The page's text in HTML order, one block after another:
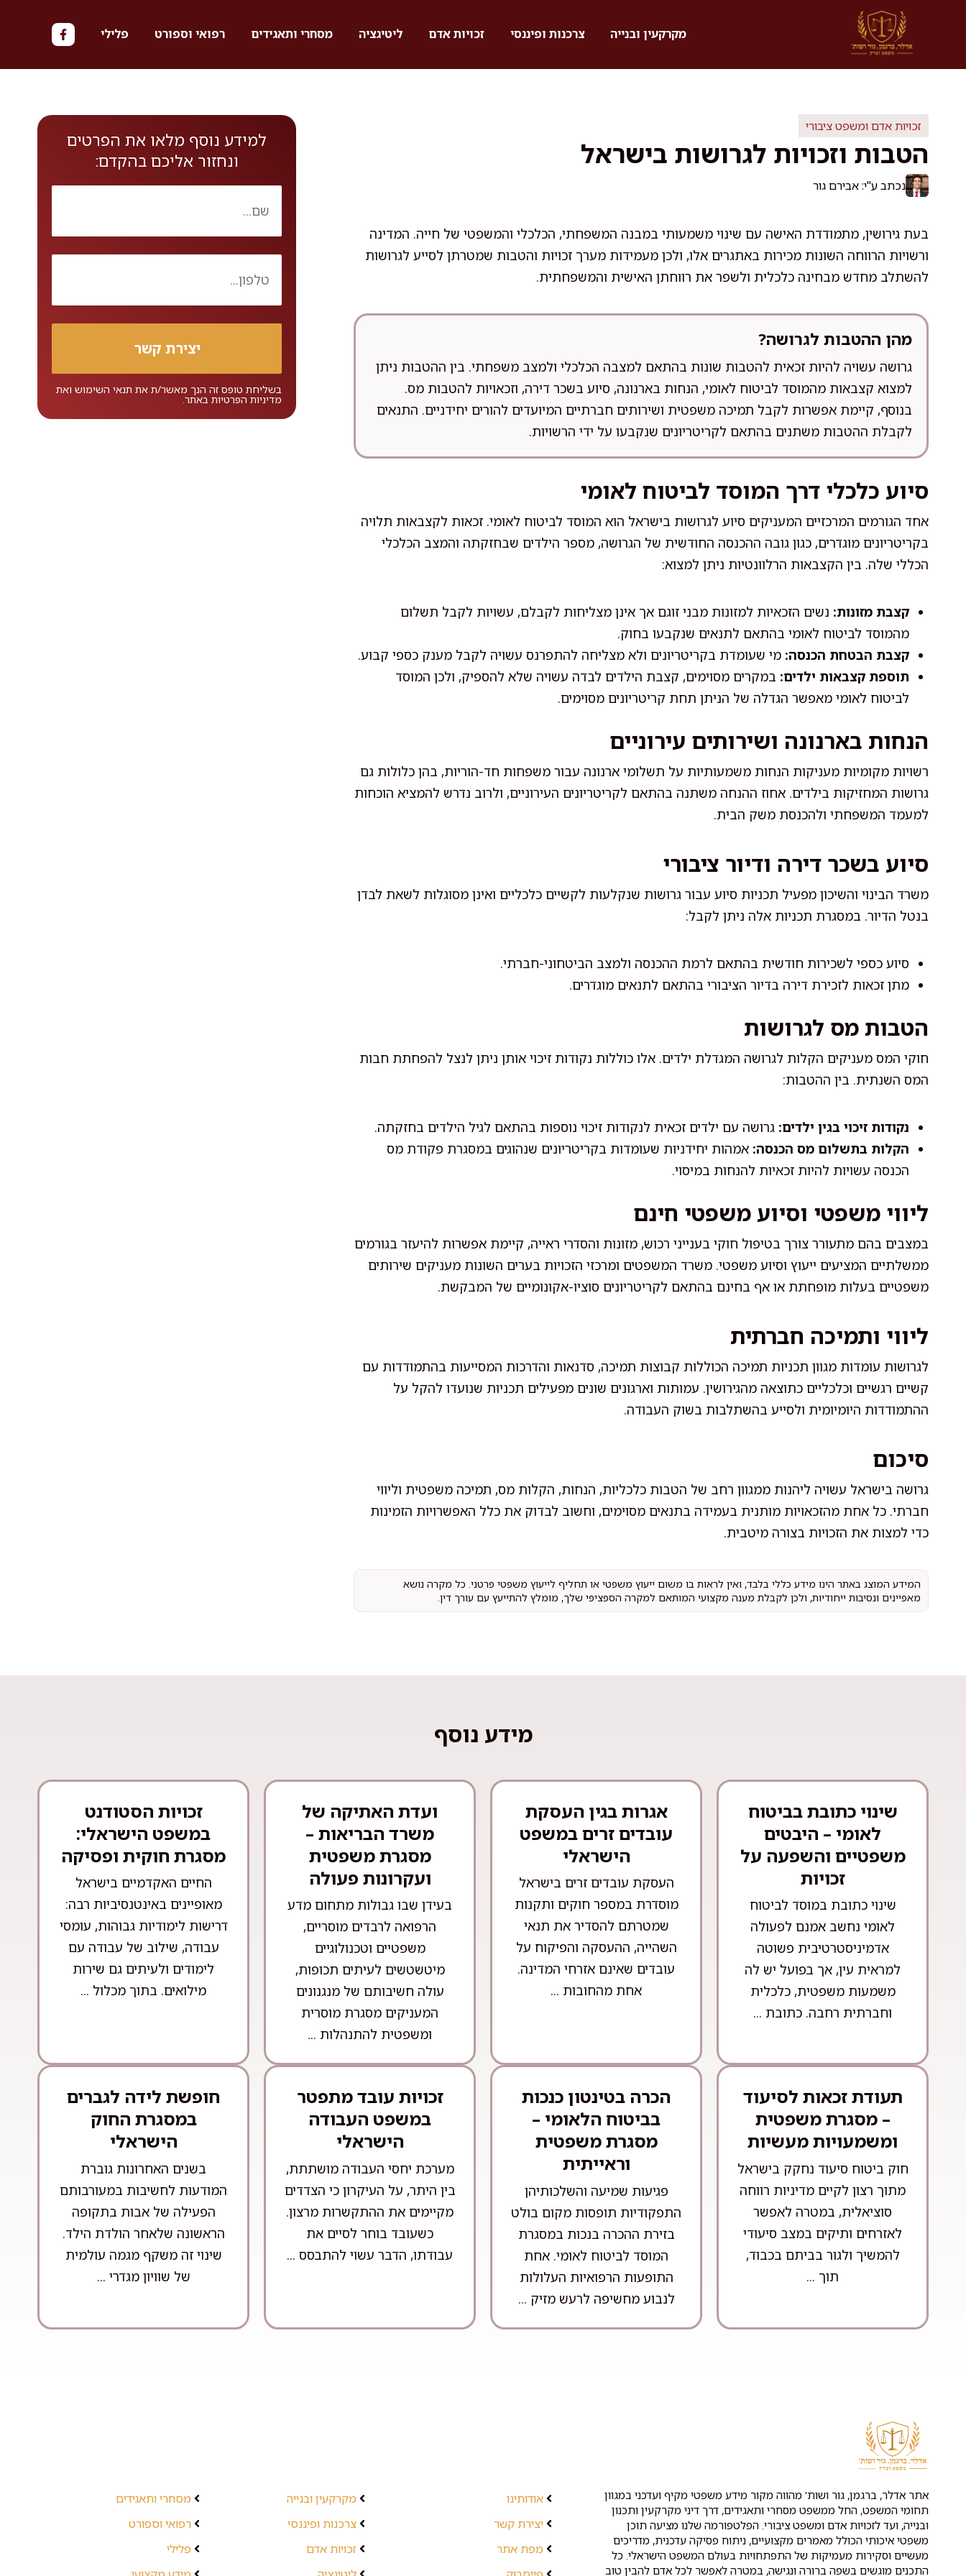
מקרקעין ובנייה צרכנות ופיננסי זכויות אדם ליטיגציה מסחרי ותאגידים רפואי וספורט פלילי
זכויות אדם ומשפט ציבורי
הטבות וזכויות לגרושות בישראל
נכתב ע"י: אבירם גור
בעת גירושין, מתמודדת האישה עם שינוי משמעותי במבנה המשפחתי, הכלכלי והמשפטי של חייה. המדינה
ורשויות הרווחה השונות מכירות באתגרים אלו, ולכן מעמידות מערך זכויות והטבות שמטרתן לסייע לגרושות
להשתלב מחדש מבחינה כלכלית ולשפר את רווחתן האישית והמשפחתית.
מהן ההטבות לגרושה?
גרושה עשויה להיות זכאית להטבות שונות בהתאם למצבה הכלכלי ולמצב משפחתי. בין ההטבות ניתן
למצוא קצבאות מהמוסד לביטוח לאומי, הנחות בארנונה, סיוע בשכר דירה, וזכאויות להטבות מס.
בנוסף, קיימת אפשרות לקבל תמיכה משפטית ושירותים חברתיים המיועדים להורים יחידניים. התנאים
לקבלת ההטבות משתנים בהתאם לקריטריונים שנקבעו על ידי הרשויות.
סיוע כלכלי דרך המוסד לביטוח לאומי
אחד הגורמים המרכזיים המעניקים סיוע לגרושות בישראל הוא המוסד לביטוח לאומי. זכאות לקצבאות תלויה
בקריטריונים מוגדרים, כגון גובה ההכנסה החודשית של הגרושה, מספר הילדים שבחזקתה והמצב הכלכלי
הכללי שלה. בין הקצבאות הרלוונטיות ניתן למצוא:
קצבת מזונות: נשים הזכאיות למזונות מבני זוגם אך אינן מצליחות לקבלם, עשויות לקבל תשלום
מהמוסד לביטוח לאומי בהתאם לתנאים שנקבעו בחוק.
קצבת הבטחת הכנסה: מי שעומדת בקריטריונים ולא מצליחה להתפרנס עשויה לקבל מענק כספי קבוע.
תוספת קצבאות ילדים: במקרים מסוימים, קצבת הילדים לבדה עשויה שלא להספיק, ולכן המוסד
לביטוח לאומי מאפשר הגדלה של הניתן תחת קריטריונים מסוימים.
הנחות בארנונה ושירותים עירוניים
רשויות מקומיות מעניקות הנחות משמעותיות על תשלומי ארנונה עבור משפחות חד-הוריות, בהן כלולות גם
גרושות המחזיקות בילדים. אחוז ההנחה משתנה בהתאם לקריטריונים העירוניים, ולרוב נדרש להמציא הוכחות
למעמד המשפחתי ולהכנסת משק הבית.
סיוע בשכר דירה ודיור ציבורי
משרד הבינוי והשיכון מפעיל תכניות סיוע עבור גרושות שנקלעות לקשיים כלכליים ואינן מסוגלות לשאת לבדן
בנטל הדיור. במסגרת תכניות אלה ניתן לקבל:
סיוע כספי לשכירות חודשית בהתאם לרמת ההכנסה ולמצב הביטחוני-חברתי.
מתן זכאות לזכירת דירה בדיור הציבורי בהתאם לתנאים מוגדרים.
הטבות מס לגרושות
חוקי המס מעניקים הקלות לגרושה המגדלת ילדים. אלו כוללות נקודות זיכוי אותן ניתן לנצל להפחתת חבות
המס השנתית. בין ההטבות:
נקודות זיכוי בגין ילדים: גרושה עם ילדים זכאית לנקודות זיכוי נוספות בהתאם לגיל הילדים בחזקתה.
הקלות בתשלום מס הכנסה: אמהות יחידניות שעומדות בקריטריונים שנהוגים במסגרת פקודת מס
הכנסה עשויות להיות זכאיות להנחות במיסוי.
ליווי משפטי וסיוע משפטי חינם
במצבים בהם מתעורר צורך בטיפול חוקי בענייני רכוש, מזונות והסדרי ראייה, קיימת אפשרות להיעזר בגורמים
ממשלתיים המציעים ייעוץ וסיוע משפטי. משרד המשפטים ומרכזי הזכויות בערים השונות מעניקים שירותים
משפטיים בעלות מופחתת או אף בחינם בהתאם לקריטריונים סוציו-אקונומיים של המבקשת.
ליווי ותמיכה חברתית
לגרושות עומדות מגוון תכניות תמיכה הכוללות קבוצות תמיכה, סדנאות והדרכות המסייעות בהתמודדות עם
קשיים רגשיים וכלכליים כתוצאה מהגירושין. עמותות וארגונים שונים מפעילים תכניות שנועדו להקל על
ההתמודדות היומיומית ולסייע בהשתלבות בשוק העבודה.
סיכום
גרושה בישראל עשויה ליהנות ממגוון רחב של הטבות כלכליות, הנחות, הקלות מס, תמיכה משפטית וליווי
חברתי. כל אחת מהזכאויות מותנית בעמידה בתנאים מסוימים, וחשוב לבדוק את כלל האפשרויות הזמינות
כדי למצות את הזכויות בצורה מיטבית.
המידע המוצג באתר הינו מידע כללי בלבד, ואין לראות בו משום ייעוץ משפטי או תחליף לייעוץ משפטי פרטני. כל מקרה נושא
מאפיינים ונסיבות ייחודיות, ולכן לקבלת מענה מקצועי המותאם למקרה הספציפי שלך, מומלץ להתייעץ עם עורך דין.
למידע נוסף מלאו את הפרטים
ונחזור אליכם בהקדם:
בשליחת טופס זה הנך מאשר/ת את תנאי השימושואת
מדיניות הפרטיותבאתר.
מידע נוסף
שינוי כתובת בביטוח
לאומי – היבטים
משפטיים והשפעה על
זכויות
שינוי כתובת במוסד לביטוח
לאומי נחשב אמנם לפעולה
אדמיניסטרטיבית פשוטה
למראית עין, אך בפועל יש לה
משמעות משפטית, כלכלית
וחברתית רחבה. כתובת ...
אגרות בגין העסקת
עובדים זרים במשפט
הישראלי
העסקת עובדים זרים בישראל
מוסדרת במספר חוקים ותקנות
שמטרתם להסדיר את תנאי
השהייה, ההעסקה והפיקוח על
עובדים שאינם אזרחי המדינה.
אחת מהחובות ...
ועדת האתיקה של
משרד הבריאות –
מסגרת משפטית
ועקרונות פעולה
בעידן שבו גבולות מתחום מדע
הרפואה לרבדים מוסריים,
משפטיים וטכנולוגיים
מיטשטשים לעיתים תכופות,
עולה חשיבותם של מנגנונים
המעניקים מסגרת מוסרית
ומשפטית להתנהלות ...
זכויות הסטודנט
במשפט הישראלי:
מסגרת חוקית ופסיקה
החיים האקדמיים בישראל
מאופיינים באינטנסיביות רבה:
דרישות לימודיות גבוהות, עומסי
עבודה, שילוב של עבודה עם
לימודים ולעיתים גם שירות
מילואים. בתוך מכלול ...
תעודת זכאות לסיעוד
– מסגרת משפטית
ומשמעויות מעשיות
חוק ביטוח סיעוד נחקק בישראל
מתוך רצון לקיים מדיניות רווחה
סוציאלית, במטרה לאפשר
לאזרחים ותיקים במצב סיעודי
להמשיך ולגור בביתם בכבוד,
תוך ...
הכרה בטינטון כנכות
בביטוח הלאומי –
מסגרת משפטית
וראייתית
פגיעות שמיעה והשלכותיהן
התפקודיות תופסות מקום בולט
בזירת ההכרה בנכות במסגרת
המוסד לביטוח לאומי. אחת
התופעות הרפואיות העלולות
לנבוע מחשיפה לרעש מזיק ...
זכויות עובד מתפטר
במשפט העבודה
הישראלי
מערכת יחסי העבודה מושתתת,
בין היתר, על העיקרון כי הצדדים
מקיימים את ההתקשרות מרצון.
כשעובד בוחר לסיים את
עבודתו, הדבר עשוי להתבסס ...
חופשת לידה לגברים
במסגרת החוק
הישראלי
בשנים האחרונות גוברת
המודעות לחשיבות במעורבותם
הפעילה של אבות בתקופה
הראשונה שלאחר הולדת הילד.
שינוי זה משקף מגמה עולמית
של שוויון מגדרי ...
אתר אדלר, ברגמן, גור ושות' מהווה מקור מידע משפטי מקיף ועדכני במגוון
תחומי המשפט, החל ממשפט מסחרי ותאגידים, דרך דיני מקרקעין ותכנון
ובנייה, ועד לזכויות אדם ומשפט ציבורי. הפלטפורמה שלנו מציעה תוכן
משפטי איכותי הכולל מאמרים מקצועיים, ניתוח פסיקה עדכנית, מדריכים
מעשיים וסקירות מעמיקות של התפתחויות בעולם המשפט הישראלי. כל
התכנים מוגשים בשפה ברורה ונגישה, במטרה לאפשר לכל אדם להבין טוב
אודותינו
יצירת קשר
מפת אתר
מקרקעין ובנייה
צרכנות ופיננסי
זכויות אדם
מסחרי ותאגידים
רפואי וספורט
פלילי